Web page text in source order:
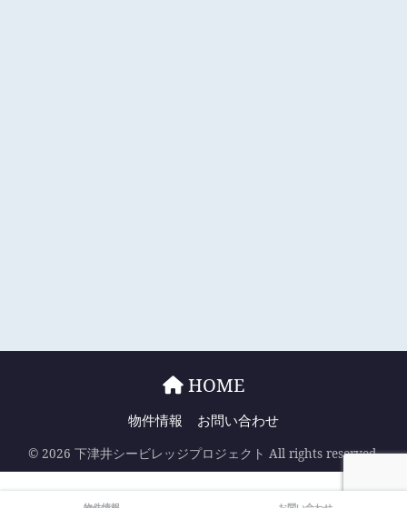
HOME
物件情報 お問い合わせ
© 2026 下津井シービレッジプロジェクト All rights reserved.